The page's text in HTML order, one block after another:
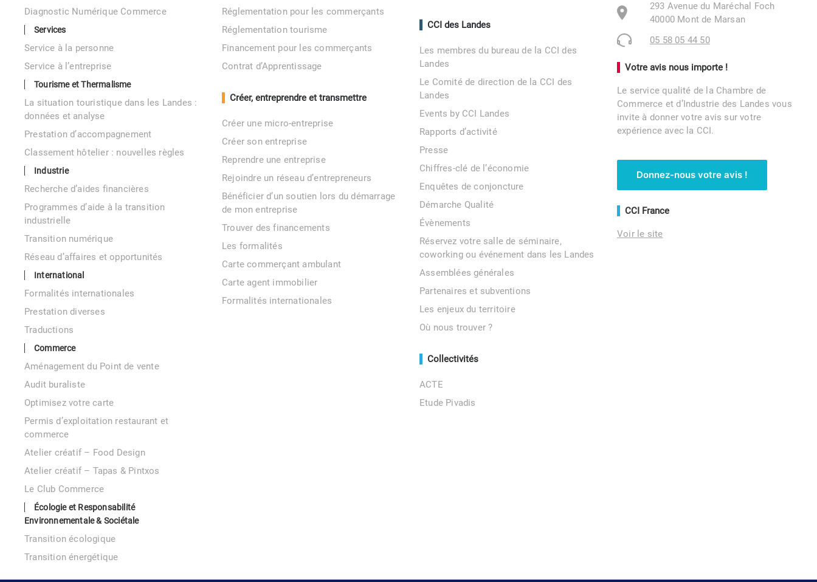
Diagnostic Numérique Commerce
Services
Service à la personne
Service à l’entreprise
Tourisme et Thermalisme
La situation touristique dans les Landes :
données et analyse
Prestation d’accompagnement
Classement hôtelier : nouvelles règles
Industrie
Recherche d’aides financières
Programmes d’aide à la transition
industrielle
Transition numérique
Réseau d’affaires et opportunités
International
Formalités internationales
Prestation diverses
Traductions
Commerce
Aménagement du Point de vente
Audit buraliste
Optimisez votre carte
Permis d’exploitation restaurant et
commerce
Atelier créatif – Food Design
Atelier créatif – Tapas & Pintxos
Le Club Commerce
Écologie et Responsabilité
Environnementale & Sociétale
Transition écologique
Transition énergétique
Réglementation pour les commerçants
Réglementation tourisme
Financement pour les commerçants
Contrat d’Apprentissage
Créer, entreprendre et transmettre
Créer une micro-entreprise
Créer son entreprise
Reprendre une entreprise
Rejoindre un réseau d’entrepreneurs
Bénéficier d’un soutien lors du démarrage
de mon entreprise
Trouver des financements
Les formalités
Carte commerçant ambulant
Carte agent immobilier
Formalités internationales
CCI des Landes
Les membres du bureau de la CCI des
Landes
Le Comité de direction de la CCI des
Landes
Events by CCI Landes
Rapports d’activité
Presse
Chiffres-clé de l’économie
Enquêtes de conjoncture
Démarche Qualité
Évènements
Réservez votre salle de séminaire,
coworking ou événement dans les Landes
Assemblées générales
Partenaires et subventions
Les enjeux du territoire
Où nous trouver ?
Collectivités
ACTE
Etude Pivadis
293 Avenue du Maréchal Foch
40000 Mont de Marsan
05 58 05 44 50
Votre avis nous importe !
Le service qualité de la Chambre de
Commerce et d’Industrie des Landes vous
invite à donner votre avis sur votre
expérience avec la CCI.
Donnez-nous votre avis !
CCI France
Voir le site